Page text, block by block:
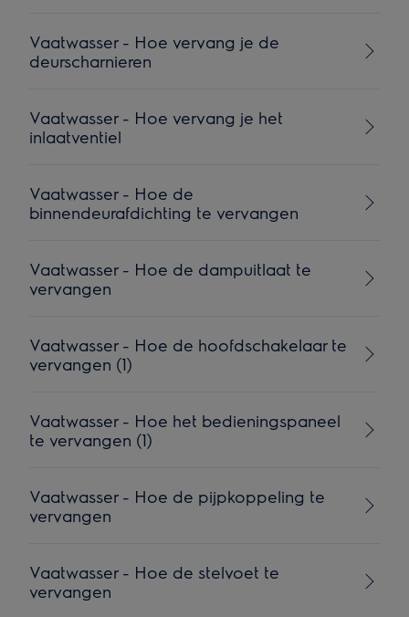
Vaatwasser - Hoe vervang je de
deurscharnieren
Vaatwasser - Hoe vervang je het
inlaatventiel
Vaatwasser - Hoe de
binnendeurafdichting te vervangen
Vaatwasser - Hoe de dampuitlaat te
vervangen
Vaatwasser - Hoe de hoofdschakelaar te
vervangen (1)
Vaatwasser - Hoe het bedieningspaneel
te vervangen (1)
Vaatwasser - Hoe de pijpkoppeling te
vervangen
Vaatwasser - Hoe de stelvoet te
vervangen